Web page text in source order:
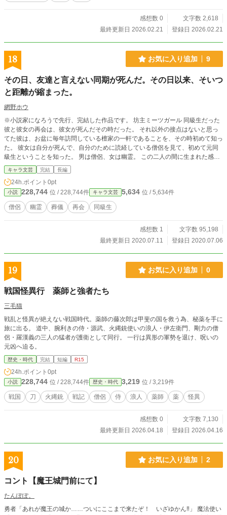
感想数 0
文字数 2,618
最終更新日 2026.02.21
登録日 2026.02.21
18 お気に入り追加 9
その日、友達と言えない同期が死んだ。その日以来、そいつ
と距離が縮まった。
網野ホウ
※小説家になろうで先行、完結した作品です。 坊主ミーツガール 同級生だった
彼と彼女の再会は、彼女が死んだその時だった。 それ以外の接点はないと思っ
てた彼は、お盆に毎年訪問している檀家の一軒であることを、その時初めて知っ
た。 彼女は自分が死んで、自分のために読経している僧侶を見て、初めて元同
級生ということを知った。 男は僧侶、女は幽霊。 この二人の間に生まれた感情
は？ そして二人の関係は？ 何人かの同期生を巻き込む、いつか別れるさだめの
二人の物語。
キャラ文芸 完結 長編
24h.ポイント 0pt
小説 228,744 位 / 228,744件 キャラ文芸 5,634 位 / 5,634件
僧侶 幽霊 葬儀 再会 同級生
感想数 1
文字数 95,198
最終更新日 2020.07.11
登録日 2020.07.06
19 お気に入り追加 0
戦国怪異行 薬師と強者たち
三毛猫
戦乱と怪異が絶えない戦国時代。薬師の藤次郎は甲斐の国を救う為、秘薬を手に
旅に出る。 道中、腕利きの侍・源武、火縄銃使いの浪人・伊左衛門、剛力の僧
侶・羅漢義の三人の猛者が護衛として同行。 一行は異形の軍勢を退け、呪いの
元凶へ迫る。
歴史・時代 完結 短編 R15
24h.ポイント 0pt
小説 228,744 位 / 228,744件 歴史・時代 3,219 位 / 3,219件
戦国 刀 火縄銃 戦記 僧侶 侍 浪人 薬師 薬 怪異
感想数 0
文字数 7,130
最終更新日 2026.04.18
登録日 2026.04.16
20 お気に入り追加 2
コント【魔王城門前にて】
たんぽぽ。
勇者「あれが魔王の城か……ついにここまで来たぞ！ いざゆかん‼︎」 魔法使い